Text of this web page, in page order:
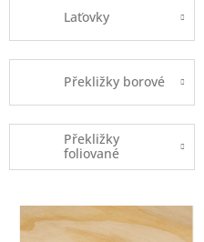
Laťovky
Překližky borové
Překližky
foliované